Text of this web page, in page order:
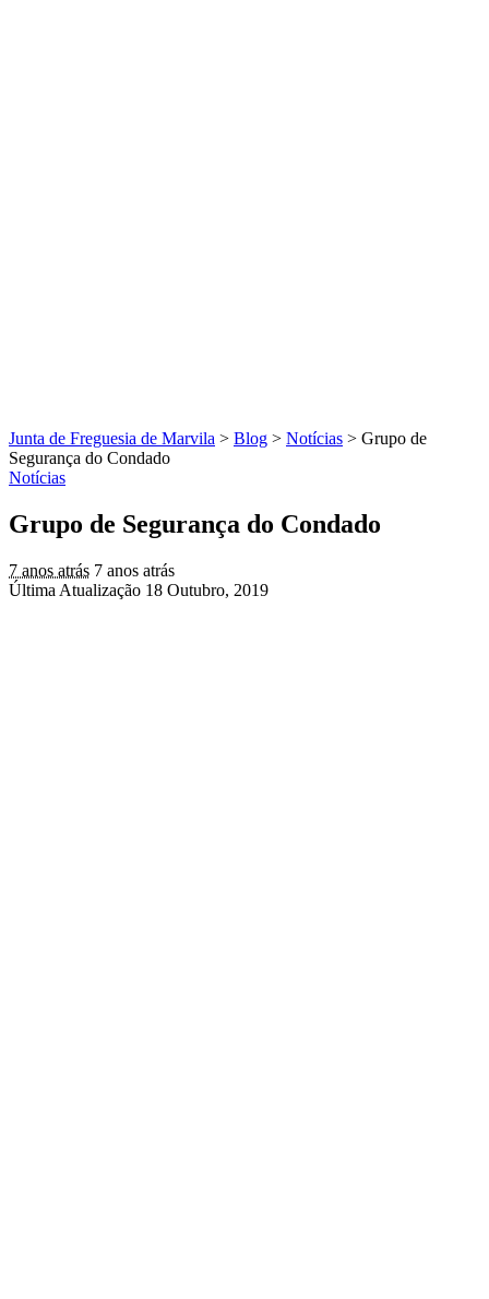
Junta de Freguesia de Marvila > Blog > Notícias > Grupo de
Segurança do Condado
Notícias
Grupo de Segurança do Condado
7 anos atrás 7 anos atrás
Última Atualização 18 Outubro, 2019